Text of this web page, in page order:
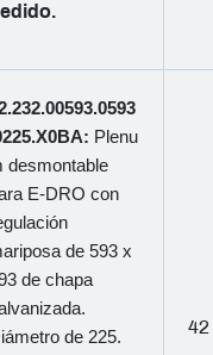
Plenu
desmontable
E-DRO con
de 593 x
de chapa
de 225.
42